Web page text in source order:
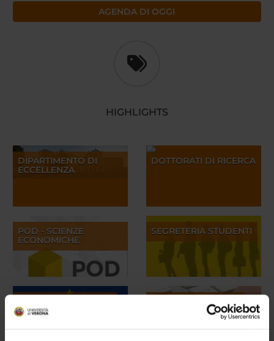
AGENDA DI OGGI
HIGHLIGHTS
DIPARTIMENTO DI
ECCELLENZA
DOTTORATI DI RICERCA
POD - SCIENZE
ECONOMICHE
SEGRETERIA STUDENTI
BANDI E CONCORSI